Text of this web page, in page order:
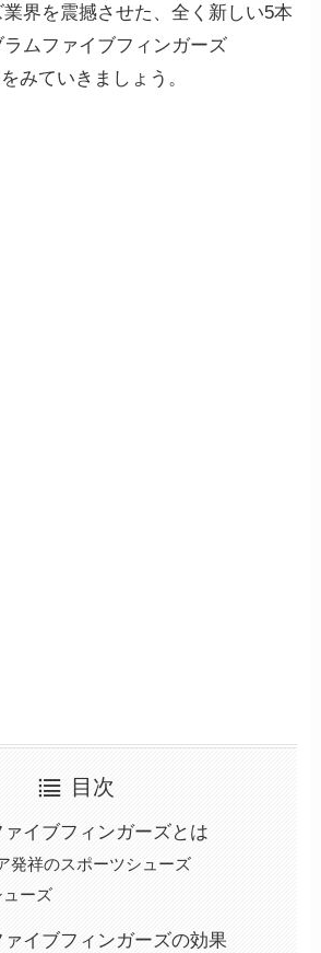
界を震撼させた、全く新しい5本
ラムファイブフィンガーズ
みていきましょう。
目次
ァイブフィンガーズとは
発祥のスポーツシューズ
ーズ
ァイブフィンガーズの効果